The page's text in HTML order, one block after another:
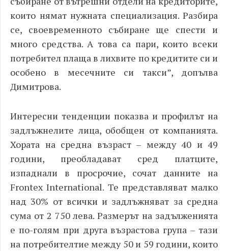
които нямат нужната специализация. Разбира
се, своевременното събиране ще спести и
много средства. А това са пари, които всеки
потребител плаща в лихвите по кредитите си и
особено в месечните си такси”, допълва
Димитрова.
Интересни тенденции показва и профилът на
задлъжнелите лица, обобщен от компанията.
Хората на средна възраст – между 40 и 49
години, преобладават сред платците,
изпаднали в просрочие, сочат данните на
Frontex International. Те представляват малко
над 30% от всички и задлъжняват за средна
сума от 2 750 лева. Размерът на задълженията
е по-голям при друга възрастова група – тази
на потребителтие между 50 и 59 години, които